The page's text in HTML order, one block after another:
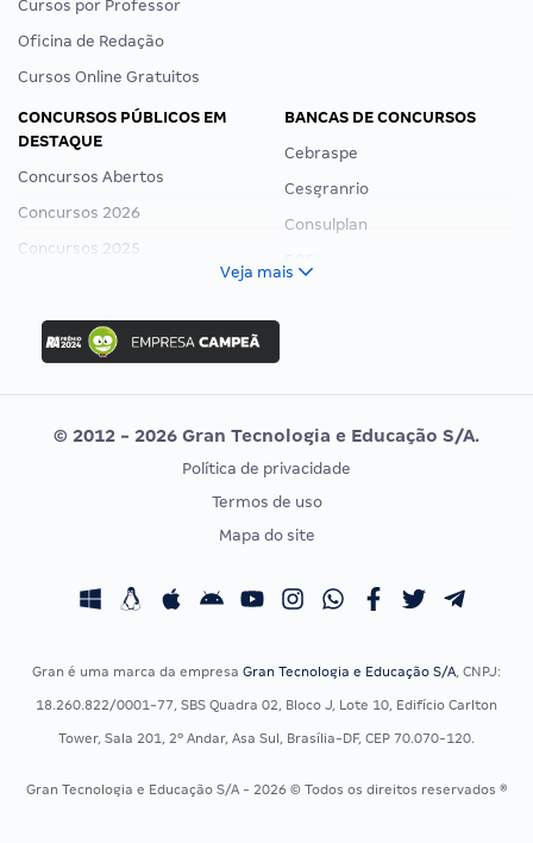
Cursos por Professor
Oficina de Redação
Cursos Online Gratuitos
CONCURSOS PÚBLICOS EM
DESTAQUE
Concursos Abertos
Concursos 2026
Concursos 2025
Concurso Ibama
Concurso MPU
Editais publicados
BANCAS DE CONCURSOS
Cebraspe
Cesgranrio
Consulplan
Vunesp
CONCURSOS POR PROFISSÃO
Concursos Fiscais
Concursos Saúde
Residência Multiprofissional
EXAME DE ORDEM
Calendário OAB
Veja mais
© 2012 - 2026 Gran Tecnologia e Educação S/A.
Política de privacidade
Termos de uso
Mapa do site
Gran é uma marca da empresa Gran Tecnologia e Educação S/A, CNPJ:
18.260.822/0001-77, SBS Quadra 02, Bloco J, Lote 10, Edifício Carlton
Tower, Sala 201, 2º Andar, Asa Sul, Brasília-DF, CEP 70.070-120.
Gran Tecnologia e Educação S/A - 2026 © Todos os direitos reservados ®